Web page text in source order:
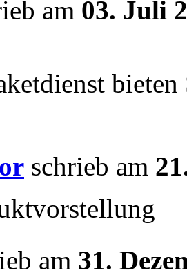
am 03. Juli
bieten
schrieb am
am 31.